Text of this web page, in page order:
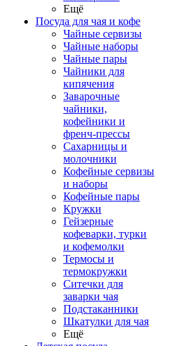
Ещё
Посуда для чая и кофе
Чайные сервизы
Чайные наборы
Чайные пары
Чайники для
кипячения
Заварочные
чайники,
кофейники и
френч-прессы
Сахарницы и
молочники
Кофейные сервизы
и наборы
Кофейные пары
Кружки
Гейзерные
кофеварки, турки
и кофемолки
Термосы и
термокружки
Ситечки для
заварки чая
Подстаканники
Шкатулки для чая
Ещё